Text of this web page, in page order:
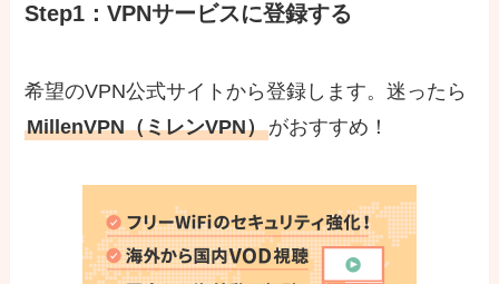
Step1：VPNサービスに登録する
希望のVPN公式サイトから登録します。迷ったら
MillenVPN（ミレンVPN）がおすすめ！